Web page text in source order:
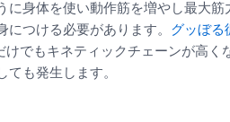
に身体を使い動作筋を増やし最大
つける必要があります。 グッぼる
でもキネティックチェーンが高
ても発生します。